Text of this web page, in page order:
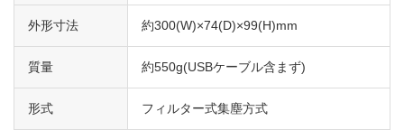
外形寸法 約300(W)×74(D)×99(H)mm
質量 約550g(USBケーブル含まず)
形式 フィルター式集塵方式